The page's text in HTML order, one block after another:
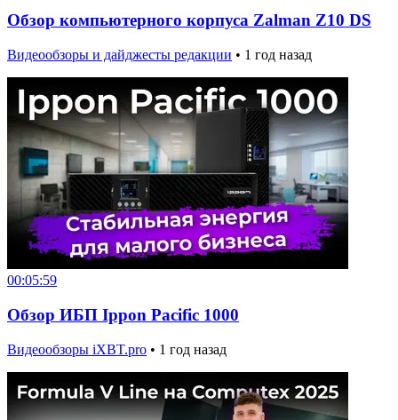
Обзор компьютерного корпуса Zalman Z10 DS
Видеообзоры и дайджесты редакции • 1 год назад
00:05:59
Обзор ИБП Ippon Pacific 1000
Видеообзоры iXBT.pro • 1 год назад